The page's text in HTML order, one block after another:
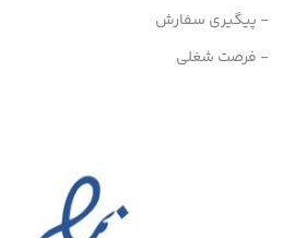
- پیگیری سفارش
- فرصت شغلی